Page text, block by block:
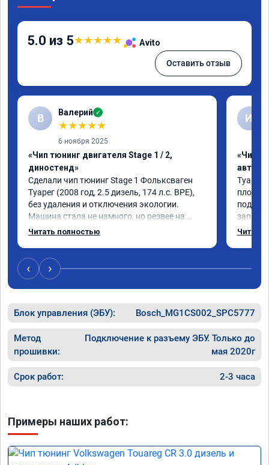
5.0 из 5★★★★★ Avito
Оставить отзыв
В Валерий ✓
★★★★★
6 ноября 2025
«Чип тюнинг двигателя Stage 1 / 2,
диностенд»
Сделали чип тюнинг Stage 1 Фольксваген
Туарег (2008 год, 2.5 дизель, 174 л.с. BPE),
без удаления и отключения экологии.
Машина стала не намного, но резвее на
низких оборотах и на скорости после 100
акселератора сократился.
Расход топлива не увеличился.
Получил что хотел. Рекомендую.
Читать полностью
И
«Чип
Туарег
плохо
работы
Читать
‹ ›
Блок управления (ЭБУ): Bosch_MG1CS002_SPC5777
Метод
прошивки:
Подключение к разъему ЭБУ. Только до
мая 2020г
Срок работ: 2-3 часа
Примеры наших работ: